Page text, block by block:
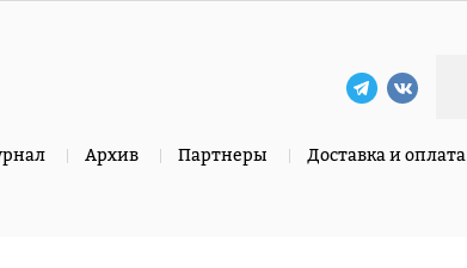
Архив Партнеры Доставка и оплата